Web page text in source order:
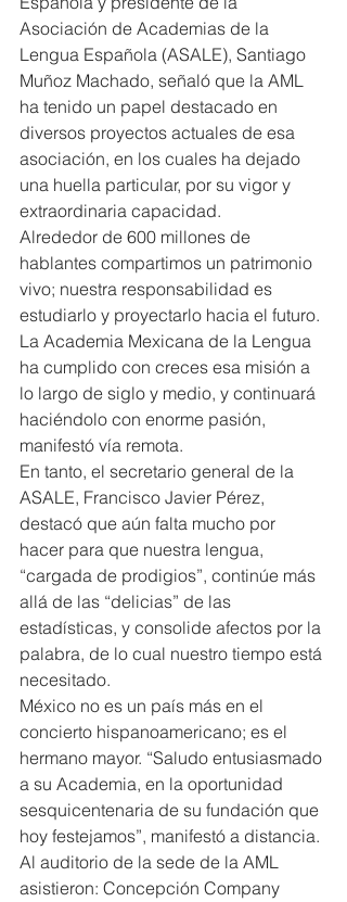
Asociación de Academias de la
Lengua Española (ASALE), Santiago
Muñoz Machado, señaló que la AML
ha tenido un papel destacado en
diversos proyectos actuales de esa
asociación, en los cuales ha dejado
una huella particular, por su vigor y
extraordinaria capacidad.
Alrededor de 600 millones de
hablantes compartimos un patrimonio
vivo; nuestra responsabilidad es
estudiarlo y proyectarlo hacia el futuro.
La Academia Mexicana de la Lengua
ha cumplido con creces esa misión a
lo largo de siglo y medio, y continuará
haciéndolo con enorme pasión,
manifestó vía remota.
En tanto, el secretario general de la
ASALE, Francisco Javier Pérez,
destacó que aún falta mucho por
hacer para que nuestra lengua,
“cargada de prodigios”, continúe más
allá de las “delicias” de las
estadísticas, y consolide afectos por la
palabra, de lo cual nuestro tiempo está
necesitado.
México no es un país más en el
concierto hispanoamericano; es el
hermano mayor. “Saludo entusiasmado
a su Academia, en la oportunidad
sesquicentenaria de su fundación que
hoy festejamos”, manifestó a distancia.
Al auditorio de la sede de la AML
asistieron: Concepción Company